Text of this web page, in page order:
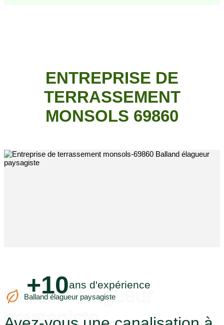
ENTREPRISE DE
TERRASSEMENT
MONSOLS 69860
+10ans d'expérience
Balland élagueur paysagiste
Balland élagueur
paysagiste